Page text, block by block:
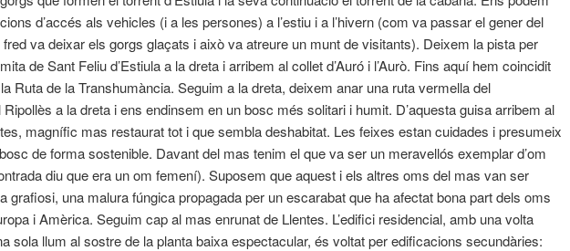
d’accés als vehicles (i a les persones) a l’estiu i a l’hivern (com va passar el gener del
fred va deixar els gorgs glaçats i això va atreure un munt de visitants). Deixem la pista per
de Sant Feliu d’Estiulaa la dreta i arribem al collet d’Auró i l’Aurò. Fins aquí hem coincidit
Ruta de la Transhumància. Seguim a la dreta, deixem anar una ruta vermella del
Ripollès a la dreta i ens endinsem en un bosc més solitari i humit. D’aquesta guisa arribem al
magnífic mas restaurat tot i que sembla deshabitat. Les feixes estan cuidades i presumeix
de forma sostenible. Davant del mas tenim el que va ser un meravellós exemplar d’om
diu que era un om femení). Suposem que aquest i els altres oms del mas van ser
grafiosi, una malura fúngica propagada per un escarabat que ha afectat bona part dels oms
i Amèrica. Seguim cap al mas enrunat de Llentes. L’edifici residencial, amb una volta
sola llum al sostre de la planta baixa espectacular, és voltat per edificacions secundàries: